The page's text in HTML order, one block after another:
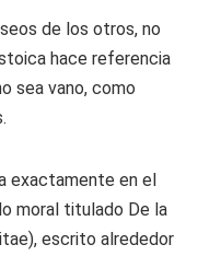
de los otros, no
hace referencia
sea vano, como
exactamente en el
moral titulado De la
escrito alrededor